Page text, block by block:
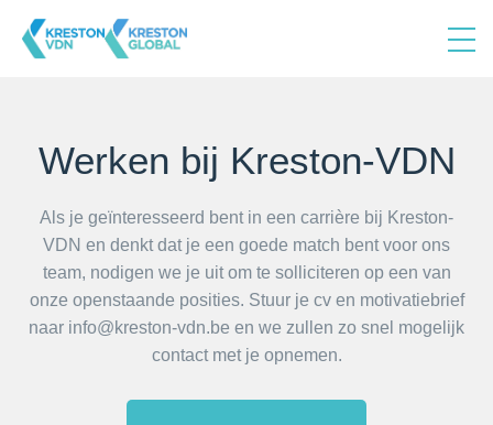
Werken bij Kreston-VDN
Als je geïnteresseerd bent in een carrière bij Kreston-
VDN en denkt dat je een goede match bent voor ons
team, nodigen we je uit om te solliciteren op een van
onze openstaande posities. Stuur je cv en motivatiebrief
naar info@kreston-vdn.be en we zullen zo snel mogelijk
contact met je opnemen.